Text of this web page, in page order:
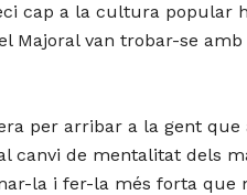
cap a la cultura popular
Majoral van trobar-se
per arribar a la gent que
canvi de mentalitat dels
la i fer-la més forta que